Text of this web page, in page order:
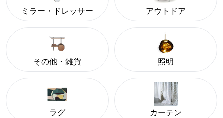
ミラー・ドレッサー アウトドア
その他・雑貨 照明
ラグ カーテン